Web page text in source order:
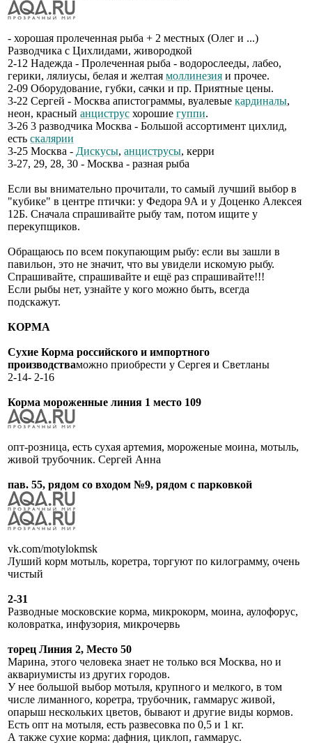
- хорошая пролеченная рыба + 2 местных (Олег и ...)
Разводчика с Цихлидами, живородкой
2-12 Надежда - Пролеченная рыба - водорослееды, лабео,
герики, лялиусы, белая и желтая моллинезия и прочее.
2-09 Оборудование, губки, сачки и пр. Приятные цены.
3-22 Сергей - Москва апистограммы, вуалевые кардиналы,
неон, красный анциструс хорошие гуппи.
3-26 3 разводчика Москва - Большой ассортимент цихлид,
есть скалярии
3-25 Москва - Дискусы, анциструсы, керри
3-27, 29, 28, 30 - Москва - разная рыба
Если вы внимательно прочитали, то самый лучший выбор в
"кубике" в центре птички: у Федора 9А и у Доценко Алексея
12Б. Сначала спрашивайте рыбу там, потом ищите у
перекупщиков.
Обращаюсь по всем покупающим рыбу: если вы зашли в
павильон, это не значит, что вы увидели искомую рыбу.
Спрашивайте, спрашивайте и ещё раз спрашивайте!!!
Если рыбы нет, узнайте у кого можно быть, всегда
подскажут.
КОРМА
Сухие Корма российского и импортного
производстваможно приобрести у Сергея и Светланы
2-14- 2-16
Корма мороженные линия 1 место 109
опт-розница, есть сухая артемия, мороженые моина, мотыль,
живой трубочник. Сергей Анна
пав. 55, рядом со входом №9, рядом с парковкой
vk.com/motylokmsk
Луший корм мотыль, коретра, торгуют по килограмму, очень
чистый
2-31
Разводные московские корма, микрокорм, моина, аулофорус,
коловратка, инфузория, микрочервь
торец Линия 2, Место 50
Марина, этого человека знает не только вся Москва, но и
аквариумисты из других городов.
У нее большой выбор мотыля, крупного и мелкого, в том
числе лиманного, коретра, трубочник, гаммарус живой,
опарыш нескольких цветов, бывают и другие виды кормов.
Есть опт на мотыля, есть развесовка по 0,5 и 1 кг.
А также сухие корма: дафния, циклоп, гаммарус.